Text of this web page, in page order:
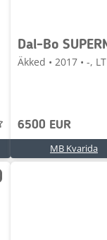
Äkked • 2017 • -, LT
6500 EUR
MB Kvarida